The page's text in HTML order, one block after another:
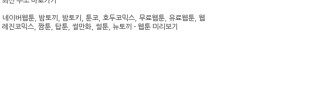
이버웹툰, 밤토끼, 밤토키, 툰코, 호두코믹스, 무료웹툰, 유료웹툰, 웹
진코믹스, 짬툰, 탑툰, 썰만화, 썰툰, 뉴토끼 - 웹툰 미리보기